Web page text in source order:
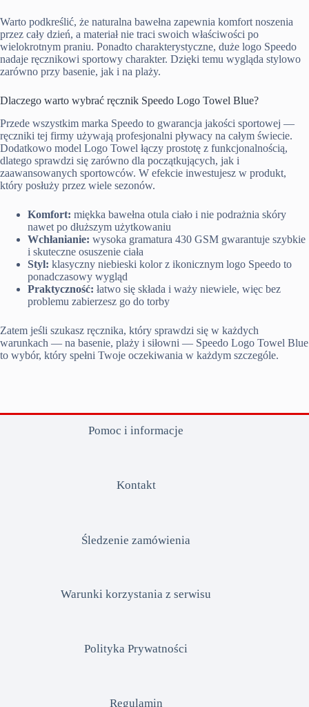
Warto podkreślić, że naturalna bawełna zapewnia komfort noszenia
przez cały dzień, a materiał nie traci swoich właściwości po
wielokrotnym praniu. Ponadto charakterystyczne, duże logo Speedo
nadaje ręcznikowi sportowy charakter. Dzięki temu wygląda stylowo
zarówno przy basenie, jak i na plaży.
Dlaczego warto wybrać ręcznik Speedo Logo Towel Blue?
Przede wszystkim marka Speedo to gwarancja jakości sportowej —
ręczniki tej firmy używają profesjonalni pływacy na całym świecie.
Dodatkowo model Logo Towel łączy prostotę z funkcjonalnością,
dlatego sprawdzi się zarówno dla początkujących, jak i
zaawansowanych sportowców. W efekcie inwestujesz w produkt,
który posłuży przez wiele sezonów.
Komfort: miękka bawełna otula ciało i nie podrażnia skóry
nawet po dłuższym użytkowaniu
Wchłanianie: wysoka gramatura 430 GSM gwarantuje szybkie
i skuteczne osuszenie ciała
Styl: klasyczny niebieski kolor z ikonicznym logo Speedo to
ponadczasowy wygląd
Praktyczność: łatwo się składa i waży niewiele, więc bez
problemu zabierzesz go do torby
Zatem jeśli szukasz ręcznika, który sprawdzi się w każdych
warunkach — na basenie, plaży i siłowni — Speedo Logo Towel Blue
to wybór, który spełni Twoje oczekiwania w każdym szczególe.
Pomoc i informacje
Kontakt
Śledzenie zamówienia
Warunki korzystania z serwisu
Polityka Prywatności
Regulamin